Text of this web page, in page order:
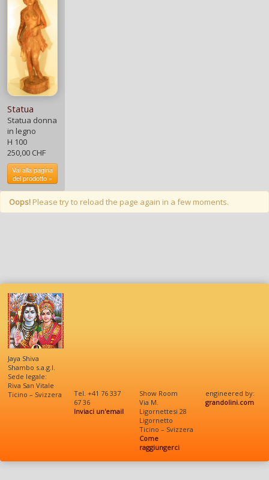
Statua
Statua donna
in legno
H 100
250,00 CHF
Vai alla pagina
del prodotto »
Oops! Please try to reload the page again in a few moments.
Jaya Shiva
Shambo s.a.g.l.
Sede legale:
Riva San Vitale
Ticino – Svizzera
Tel. +41 76 337
67 36
Inviaci un'email
Show Room
Via M.
Ligornettesi 28
Ligornetto
Ticino – Svizzera
Come
raggiungerci
engineered by:
grandolini.com